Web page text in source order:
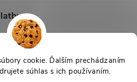
cookie. Ďalším prechádzaním
súhlas s ich používaním.
. Všetky práva vyhradené.